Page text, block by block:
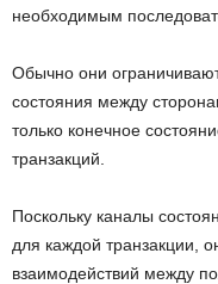
необходимым
Обычно они
состояния между
только конечное
транзакций.
Поскольку каналы
для каждой транзакции,
взаимодействий между